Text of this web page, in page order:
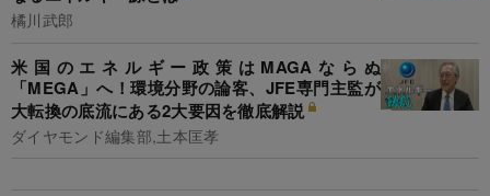
橘川武郎
米国のエネルギー政策はMAGAならぬ
「MEGA」へ！環境分野の論客、JFE専門主監が
大転換の底流にある2大要因を徹底解説
ダイヤモンド編集部,土本匡孝